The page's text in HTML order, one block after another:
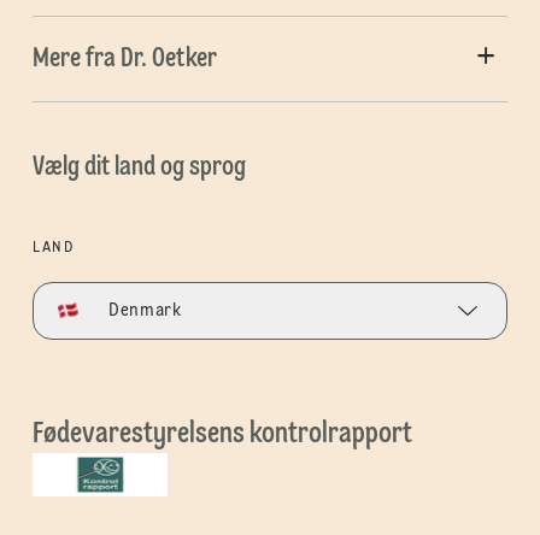
Mere fra Dr. Oetker
Vælg dit land og sprog
LAND
Denmark
Fødevarestyrelsens kontrolrapport